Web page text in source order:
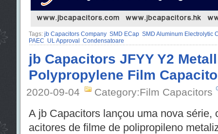
Tags: jb Capacitors Company SMD ECap SMD Aluminum Electrolytic
PAEC UL Approval Condensatoare
jb Capacitors JFYY Y2
Polypropylene Film
2020-09-04 Category:Film Capacitors
A jb Capacitors lançou uma nova série,
acitores de filme de polipropileno